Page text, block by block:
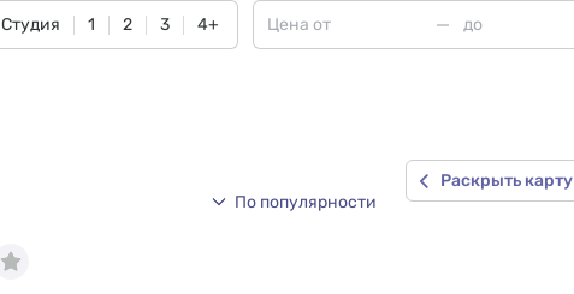
Студия 1 2 3 4+
Раскрыть карту
По популярности